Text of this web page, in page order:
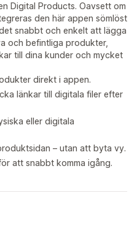
Digital Products. Oavsett om
den här appen sömlöst
snabbt och enkelt att lägga
och befintliga produkter,
till dina kunder och mycket
direkt i appen.
länkar till digitala filer efter
eller digitala
– utan att byta vy.
att snabbt komma igång.